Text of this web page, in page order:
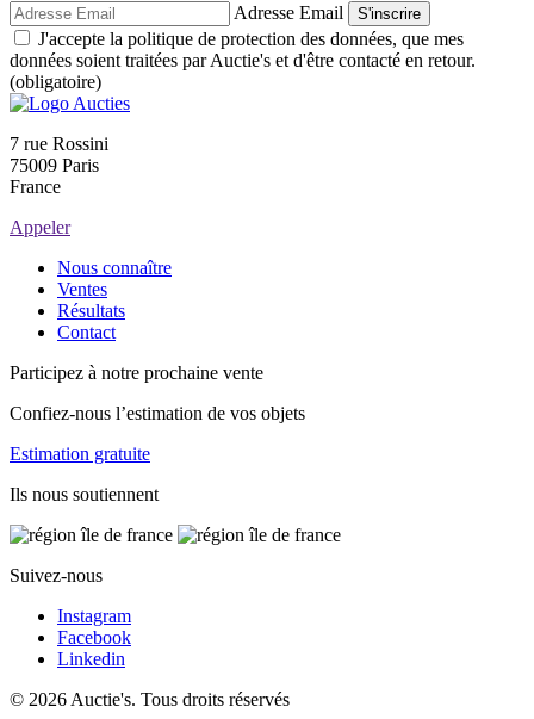
Adresse Email S'inscrire
J'accepte la politique de protection des données, que mes
données soient traitées par Auctie's et d'être contacté en retour.
(obligatoire)
7 rue Rossini
75009 Paris
France
Appeler
Nous connaître
Ventes
Résultats
Contact
Participez à notre prochaine vente
Confiez-nous l’estimation de vos objets
Estimation gratuite
Ils nous soutiennent
Suivez-nous
Instagram
Facebook
Linkedin
© 2026 Auctie's. Tous droits réservés